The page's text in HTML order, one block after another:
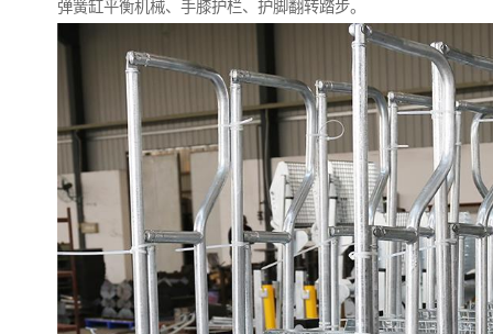
弹簧缸平衡机械、手膝护栏、护脚翻转踏步。